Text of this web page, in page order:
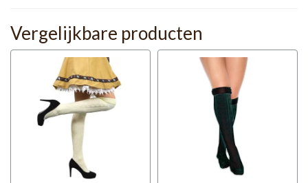
Vergelijkbare producten